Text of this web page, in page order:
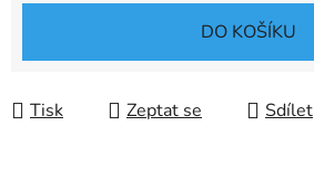
DO KOŠÍKU
Tisk Zeptat se Sdílet